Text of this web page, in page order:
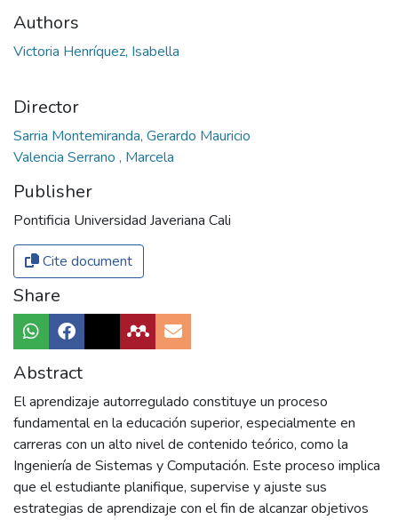
Authors
Victoria Henríquez, Isabella
Director
Sarria Montemiranda, Gerardo Mauricio
Valencia Serrano , Marcela
Publisher
Pontificia Universidad Javeriana Cali
Cite document
Share
Abstract
El aprendizaje autorregulado constituye un proceso
fundamental en la educación superior, especialmente en
carreras con un alto nivel de contenido teórico, como la
Ingeniería de Sistemas y Computación. Este proceso implica
que el estudiante planifique, supervise y ajuste sus
estrategias de aprendizaje con el fin de alcanzar objetivos